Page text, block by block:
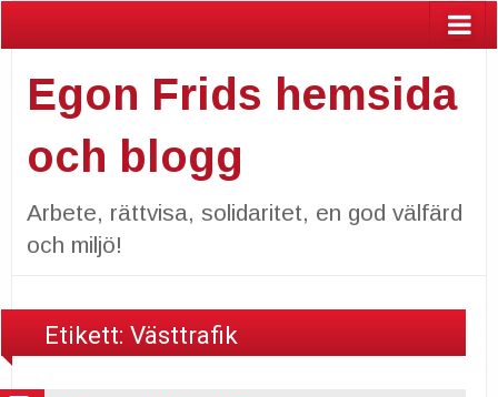
Egon Frids hemsida
och blogg
Arbete, rättvisa, solidaritet, en god välfärd
och miljö!
Etikett:Västtrafik